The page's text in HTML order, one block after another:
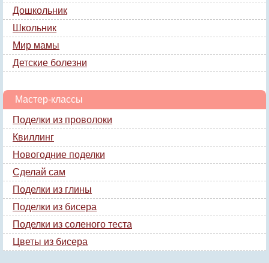
Дошкольник
Школьник
Мир мамы
Детские болезни
Мастер-классы
Поделки из проволоки
Квиллинг
Новогодние поделки
Сделай сам
Поделки из глины
Поделки из бисера
Поделки из соленого теста
Цветы из бисера